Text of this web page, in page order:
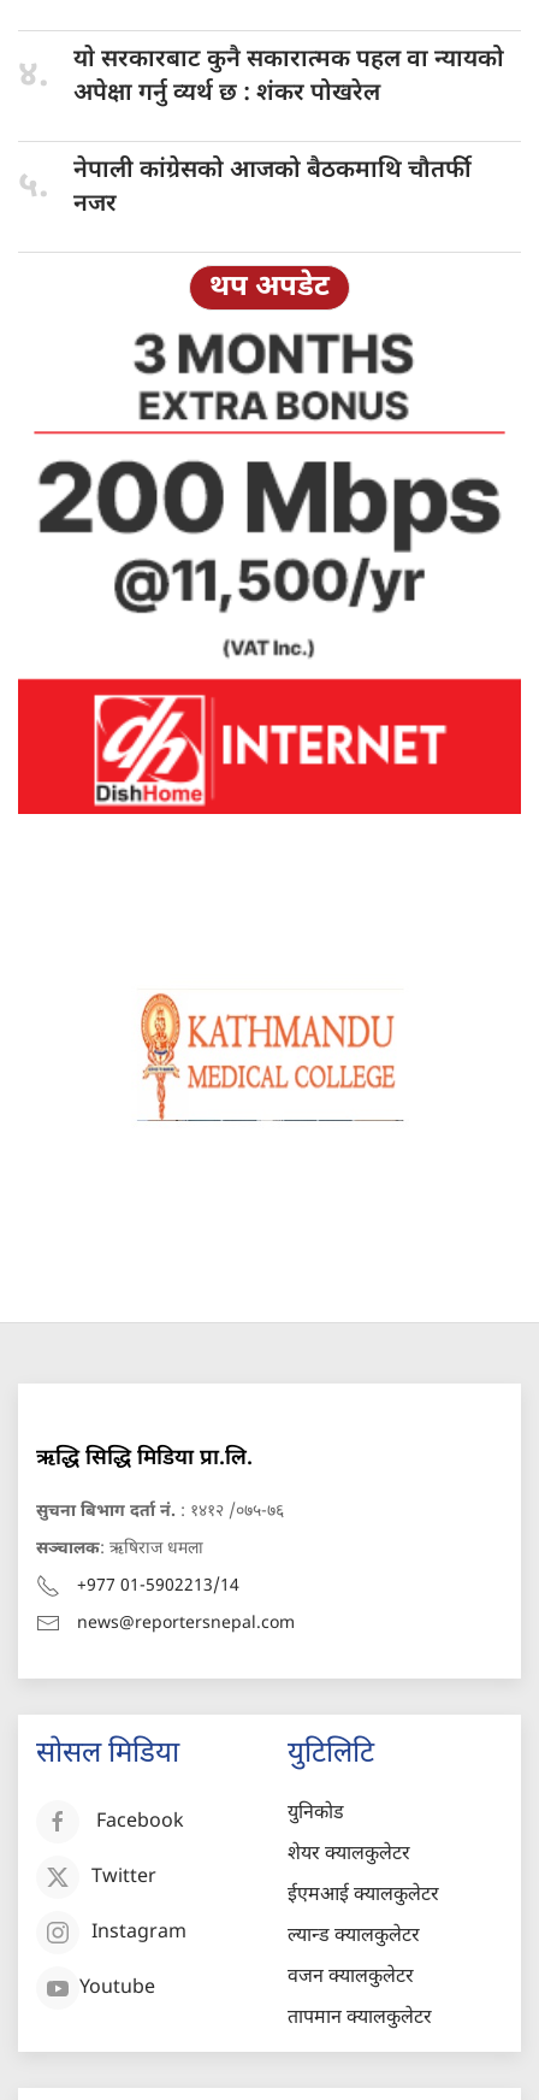
४. याे सरकारबाटकुनै सकारात्मक पहल वा न्यायको
अपेक्षा गर्नु व्यर्थ छ : शंकर पोखरेल
५. नेपाली कांग्रेसकोआजको बैठकमाथि चौतर्फी
नजर
थप अपडेट
ऋद्धि सिद्धि मिडिया प्रा.लि.
सुचना बिभाग दर्ता नं. : १४१२ /०७५-७६
सञ्चालक: ऋषिराज धमला
+977 01-5902213/14
news@reportersnepal.com
सोसल मिडिया
Facebook
Twitter
Instagram
Youtube
युटिलिटि
युनिकोड
शेयर क्यालकुलेटर
ईएमआई क्यालकुलेटर
ल्यान्ड क्यालकुलेटर
वजन क्यालकुलेटर
तापमान क्यालकुलेटर